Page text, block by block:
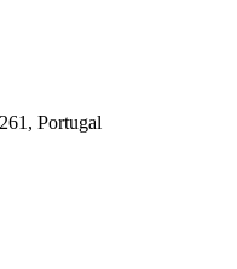
Portugal